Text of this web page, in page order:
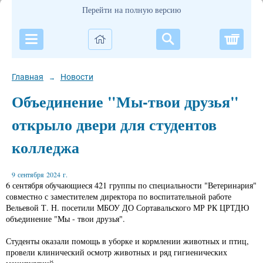
Перейти на полную версию
Главная → Новости
Объединение "Мы-твои друзья"
открыло двери для студентов
колледжа
9 сентября 2024 г.
6 сентября обучающиеся 421 группы по специальности "Ветеринария"
совместно с заместителем директора по воспитательной работе
Вельевой Т. Н. посетили МБОУ ДО Сортавальского МР РК ЦРТДЮ
объединение "Мы - твои друзья".
Студенты оказали помощь в уборке и кормлении животных и птиц,
провели клинический осмотр животных и ряд гигиенических